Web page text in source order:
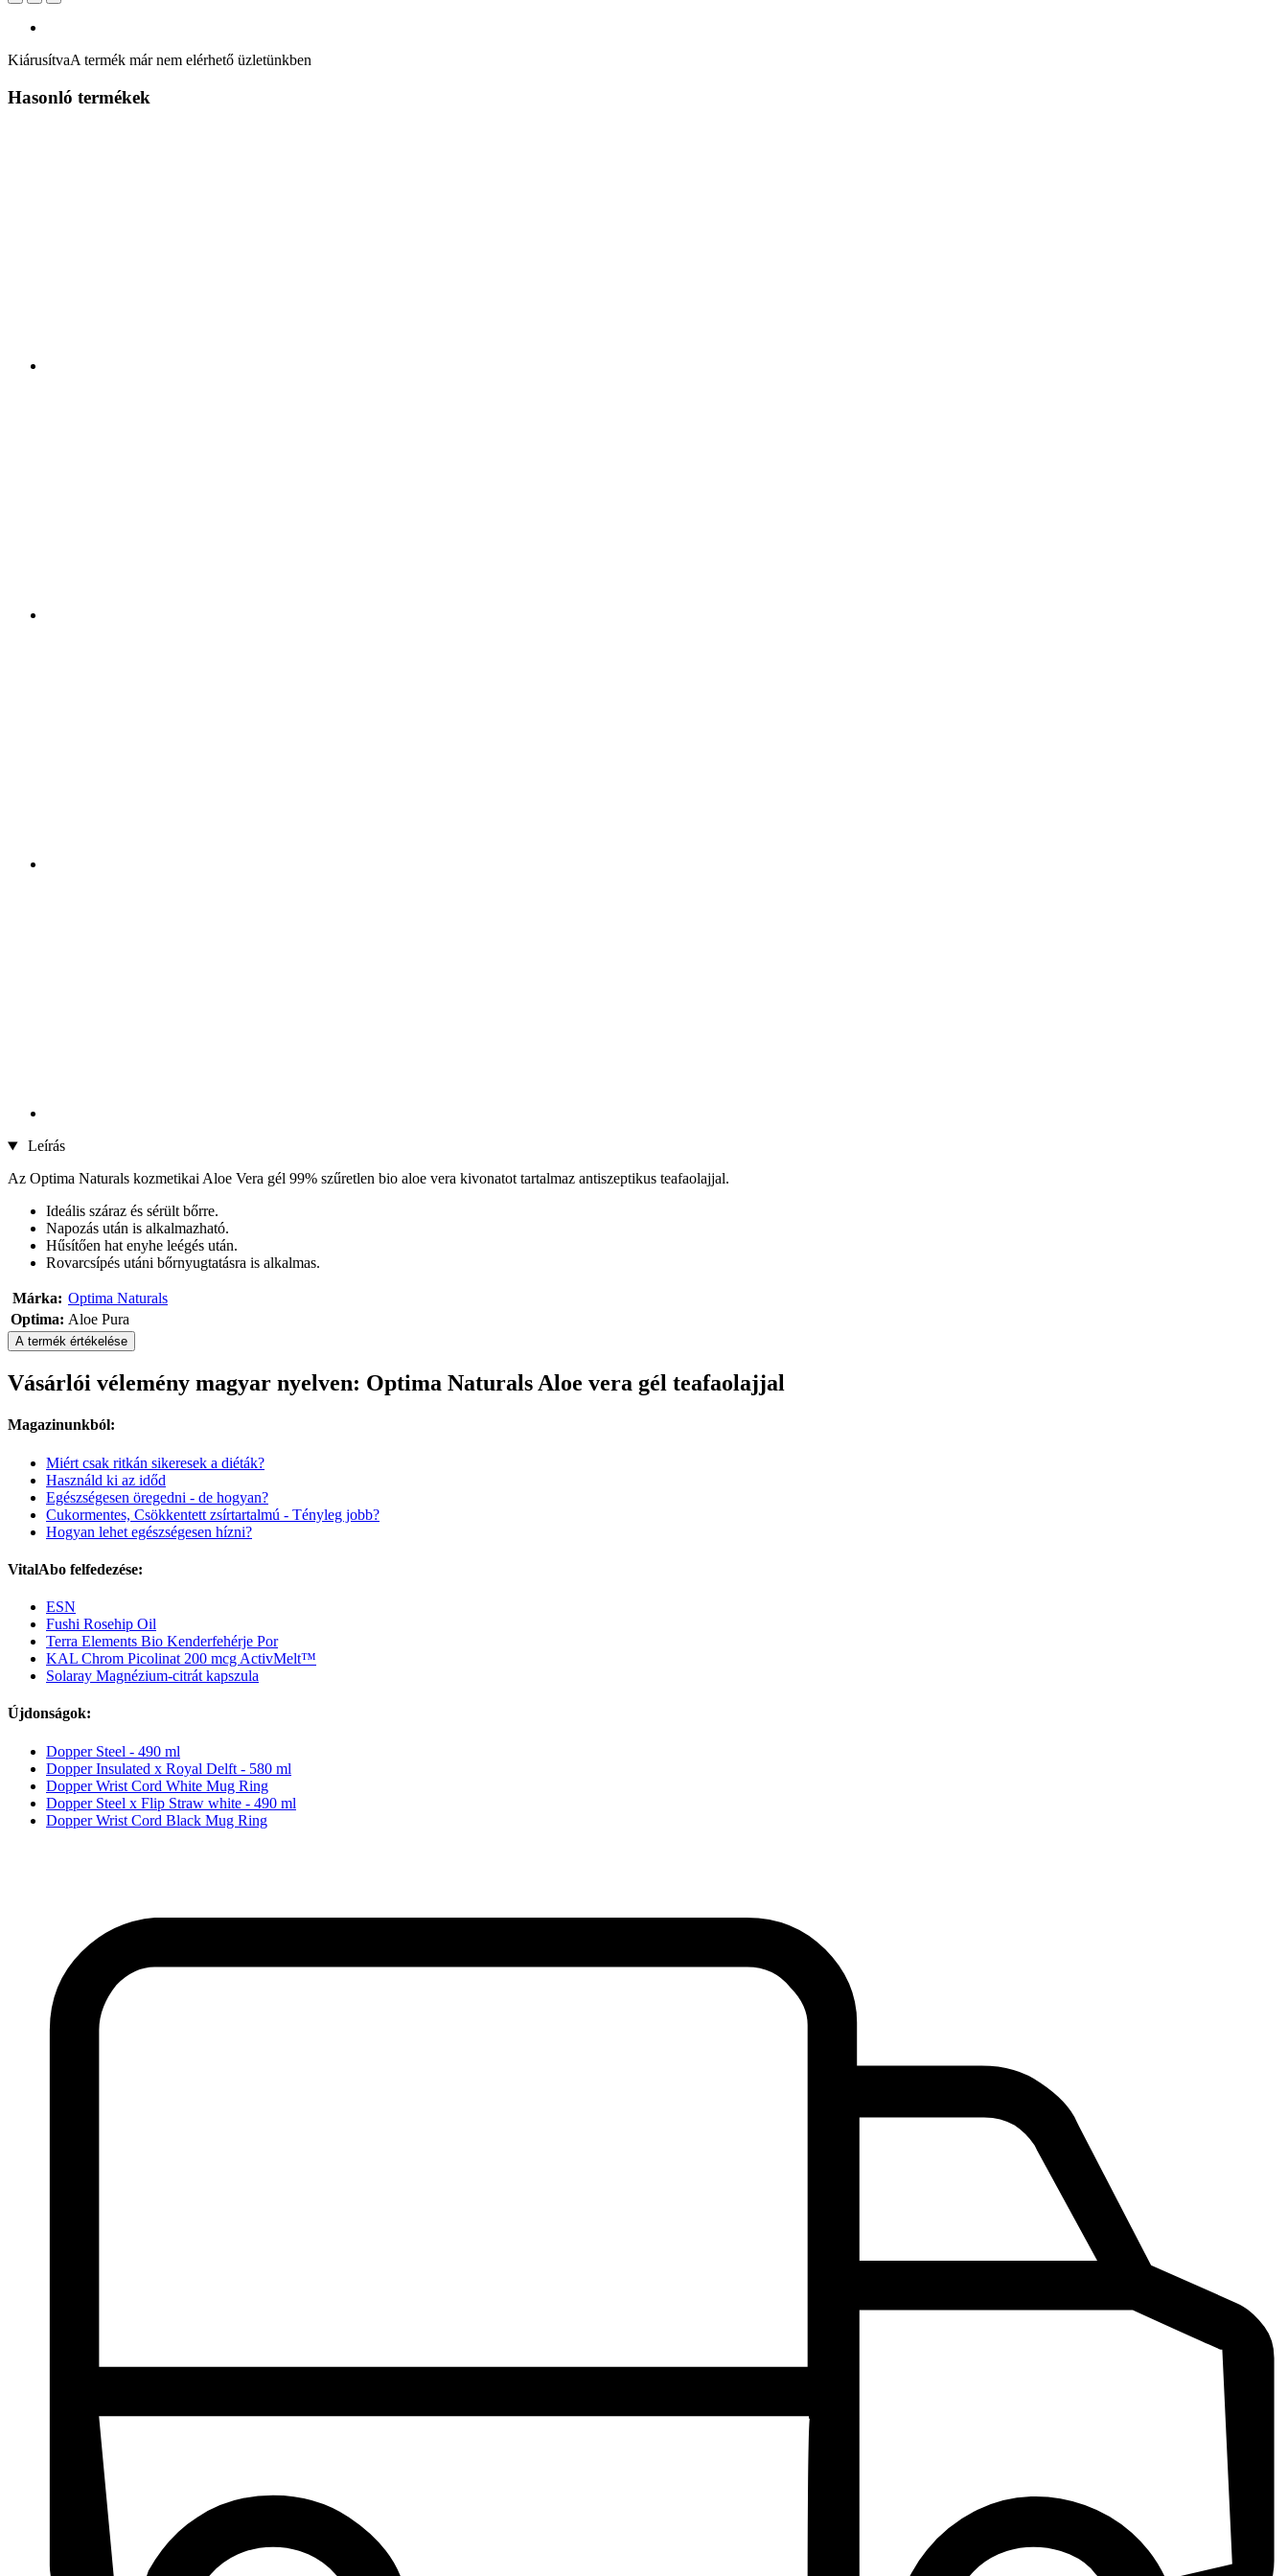
KiárusítvaA termék már nem elérhető üzletünkben
Hasonló termékek
Leírás
Az Optima Naturals kozmetikai Aloe Vera gél 99% szűretlen bio aloe vera kivonatot tartalmaz antiszeptikus teafaolajjal.
Ideális száraz és sérült bőrre.
Napozás után is alkalmazható.
Hűsítően hat enyhe leégés után.
Rovarcsípés utáni bőrnyugtatásra is alkalmas.
Márka: Optima Naturals
Optima: Aloe Pura
A termék értékelése
Vásárlói vélemény magyar nyelven: Optima Naturals Aloe vera gél teafaolajjal
Magazinunkból:
Miért csak ritkán sikeresek a diéták?
Használd ki az időd
Egészségesen öregedni - de hogyan?
Cukormentes, Csökkentett zsírtartalmú - Tényleg jobb?
Hogyan lehet egészségesen hízni?
VitalAbo felfedezése:
ESN
Fushi Rosehip Oil
Terra Elements Bio Kenderfehérje Por
KAL Chrom Picolinat 200 mcg ActivMelt™
Solaray Magnézium-citrát kapszula
Újdonságok:
Dopper Steel - 490 ml
Dopper Insulated x Royal Delft - 580 ml
Dopper Wrist Cord White Mug Ring
Dopper Steel x Flip Straw white - 490 ml
Dopper Wrist Cord Black Mug Ring